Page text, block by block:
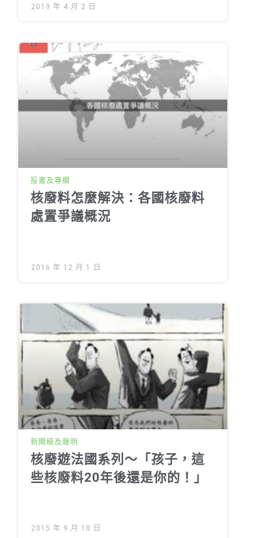
2019 年 4 月 2 日
投書及專欄
核廢料怎麼解決：各國核廢料
處置爭議概況
2016 年 12 月 1 日
新聞稿及聲明
核廢遊法國系列～「孩子，這
些核廢料20年後還是你的！」
2015 年 9 月 18 日